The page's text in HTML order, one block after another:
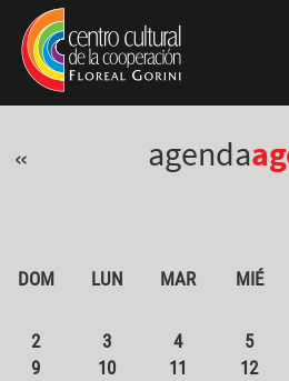
Pasar al contenido principal
Jump to main content
« agenda
DOM LUN MAR MIÉ
2
3 4 5
9
10 11 12